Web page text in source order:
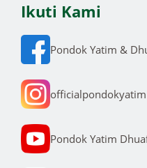
Ikuti Kami
Pondok Yatim &
officialpondokyatim
Pondok Yatim